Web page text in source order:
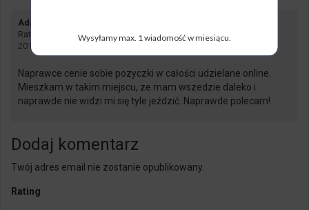
Adam
Rating:
2018-03-27 o 08:06
Naprawce cenie sobie pozyczki w całości udzielane online.
Mieszkam w takim miejscu, ze mam wszedzie daleko i
naprawde nie widzi mi się tyle jeździć. Naprawde polecam!
Dodaj komentarz
Twój adres email nie zostanie opublikowany.
Rating
Wysyłamy max. 1 wiadomość w miesiącu.